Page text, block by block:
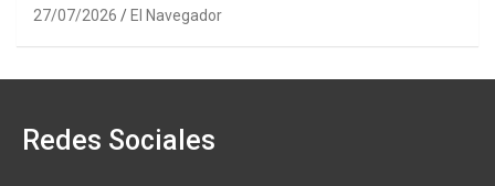
27/07/2026 El Navegador
Redes Sociales